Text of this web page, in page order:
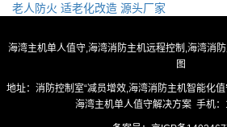
老人防火 适老化改造 源头厂家
海湾主机单人值守,海湾消防主机远程控制,海湾消
图
地址：消防控制室“减员增效,海湾消防主机智能化
海湾主机单人值守解决方案 手机